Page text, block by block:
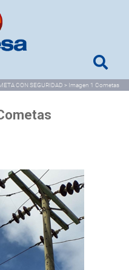
CON SEGURIDAD > Imagen 1 Cometas